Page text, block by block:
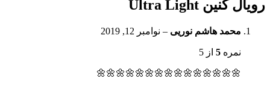
رویال کنین Ultra Light
محمد هاشم نوریی – نوامبر 12, 2019
نمره 5 از 5
🌼🌼🌼🌼🌼🌼🌼🌼🌼🌼🌼🌼🌼🌼🌼